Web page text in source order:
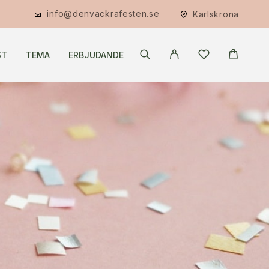
info@denvackrafesten.se Karlskrona
TEMA ERBJUDANDE